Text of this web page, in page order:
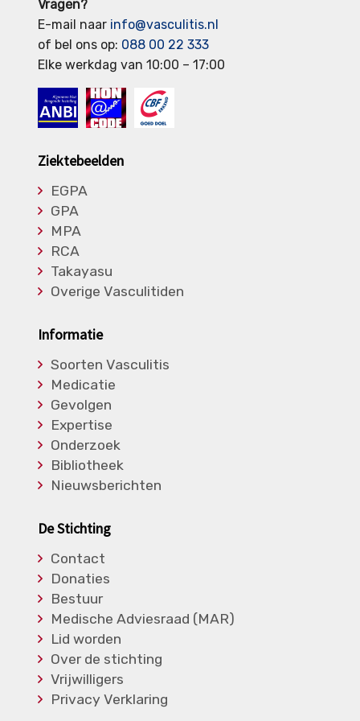
Vragen?
E-mail naar info@vasculitis.nl
of bel ons op: 088 00 22 333
Elke werkdag van 10:00 – 17:00
Ziektebeelden
EGPA
GPA
MPA
RCA
Takayasu
Overige Vasculitiden
Informatie
Soorten Vasculitis
Medicatie
Gevolgen
Expertise
Onderzoek
Bibliotheek
Nieuwsberichten
De Stichting
Contact
Donaties
Bestuur
Medische Adviesraad (MAR)
Lid worden
Over de stichting
Vrijwilligers
Privacy Verklaring